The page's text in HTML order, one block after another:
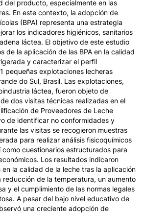
del producto, especialmente en las
En este contexto, la adopción de
(BPA) representa una estrategia
los indicadores higiénicos, sanitarios
láctea. El objetivo de este estudio
de la aplicación de las BPA en la calidad
y caracterizar el perfil
pequeñas explotaciones lecheras
do Sul, Brasil. Las explotaciones,
láctea, fueron objeto de
dos visitas técnicas realizadas en el
de Proveedores de Leche
de identificar no conformidades y
las visitas se recogieron muestras
para realizar análisis fisicoquímicos
cuestionarios estructurados para
Los resultados indicaron
la calidad de la leche tras la aplicación
reducción de la temperatura, un aumento
y el cumplimiento de las normas legales
A pesar del bajo nivel educativo de
una creciente adopción de